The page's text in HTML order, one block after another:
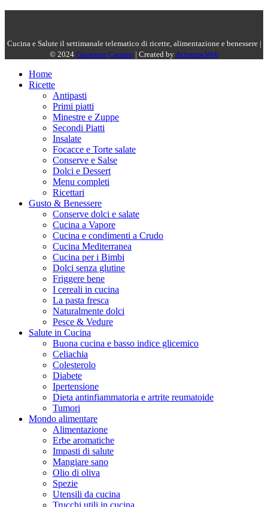
Cucina e Salute il settimanale telematico di ricette, alimentazione e benessere |
© 2024 Giuseppe Capano | Created byAchromeWeb
Home
Ricette
Antipasti
Primi piatti
Minestre e Zuppe
Secondi Piatti
Insalate
Focacce e Torte salate
Conserve e Salse
Dolci e Dessert
Menu completi
Ricettari
Gusto & Benessere
Conserve dolci e salate
Cucina a Vapore
Cucina e condimenti a Crudo
Cucina Mediterranea
Cucina per i Bimbi
Dolci senza glutine
Friggere bene
I cereali in cucina
La pasta fresca
Naturalmente dolci
Pesce & Vedure
Salute in Cucina
Buona cucina e basso indice glicemico
Celiachia
Colesterolo
Diabete
Ipertensione
Dieta antinfiammatoria e artrite reumatoide
Tumori
Mondo alimentare
Alimentazione
Erbe aromatiche
Impasti di salute
Mangiare sano
Olio di oliva
Spezie
Utensili da cucina